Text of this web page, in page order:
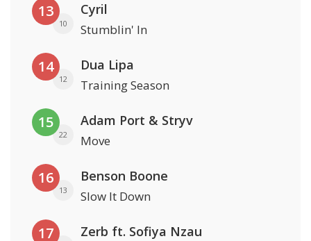
13
10
Cyril
Stumblin' In
14
12
Dua Lipa
Training Season
15
22
Adam Port & Stryv
Move
16
13
Benson Boone
Slow It Down
17 Zerb ft. Sofiya Nzau